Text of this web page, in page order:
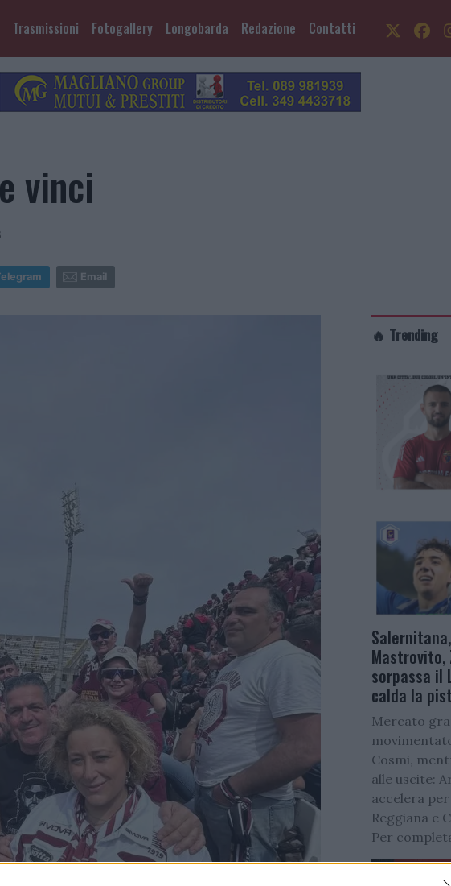
Trasmissioni Fotogallery Longobarda Redazione Contatti
vinci
Email
🔥 Trending
Mastrovito,
sorpassa il
calda la
Mercato
Cosmi,
alle uscite:
accelera
Reggiana e
Per